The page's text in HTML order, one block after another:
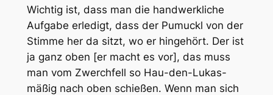
Wichtig ist, dass man die handwerkliche
Aufgabe erledigt, dass der Pumuckl von der
Stimme her da sitzt, wo er hingehört. Der ist
ja ganz oben [er macht es vor], das muss
man vom Zwerchfell so Hau-den-Lukas-
mäßig nach oben schießen. Wenn man sich